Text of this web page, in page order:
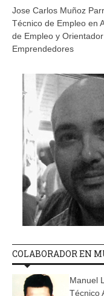
Jose Carlos Muñoz
Técnico de Empleo en
de Empleo y
Emprendedores
COLABORADOR EN
Manuel
Técnico